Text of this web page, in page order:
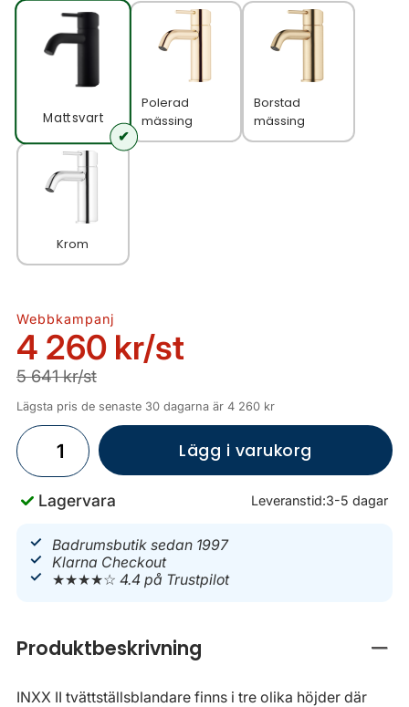
Matt svart
Polerad
mässing
Borstad
mässing
Krom
Webbkampanj
4 260 kr/st
5 641 kr/st
Lägsta pris de senaste 30 dagarna är 4 260 kr
Lägg i varukorg
Lagervara Leveranstid:3-5 dagar
Badrumsbutik sedan 1997
Klarna Checkout
★★★★☆4.4 på Trustpilot
Produktbeskrivning
INXX II tvättställsblandare finns i tre olika höjder där